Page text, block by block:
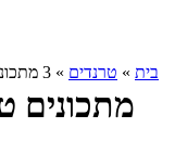
בית » טרנדים » 3 מתכונים טעימים המשלבים מיץ רימונים סחוט טבעי